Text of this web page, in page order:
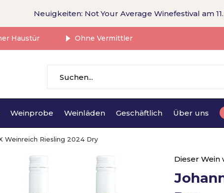
Weinprobe Weinläden Geschäftlich Über uns
Haustür Ohne Vermittler
Neuigkeiten: Not Your Average Winefestival am
Weinreich Riesling 2024 Dry
Dieser